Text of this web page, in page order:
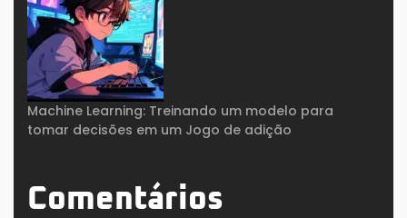
Machine Learning: Treinando um modelo para
tomar decisões em um Jogo de adição
Comentários